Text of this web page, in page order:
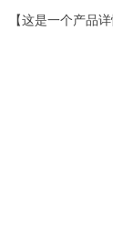
【这是一个产品